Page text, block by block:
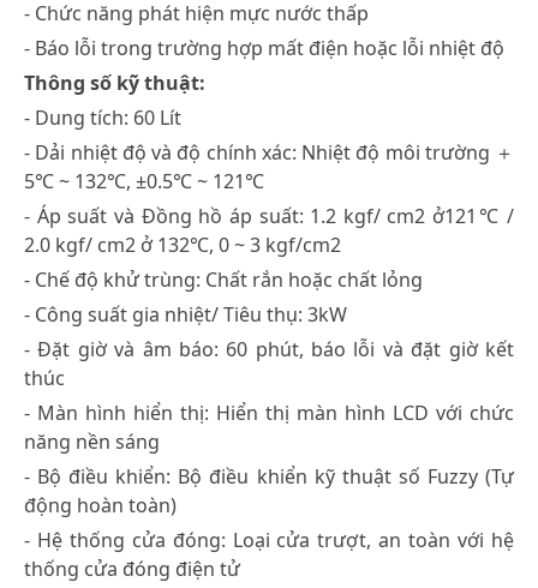
- Chức năng phát hiện mực nước thấp
- Báo lỗi trong trường hợp mất điện hoặc lỗi nhiệt độ
Thông số kỹ thuật:
- Dung tích: 60 Lít
- Dải nhiệt độ và độ chính xác: Nhiệt độ môi trường ＋
5℃ ~ 132℃, ±0.5℃ ~ 121℃
- Áp suất và Đồng hồ áp suất: 1.2 kgf/ cm2 ở121℃ /
2.0 kgf/ cm2 ở 132℃, 0 ~ 3 kgf/cm2
- Chế độ khử trùng: Chất rắn hoặc chất lỏng
- Công suất gia nhiệt/ Tiêu thụ: 3kW
- Đặt giờ và âm báo: 60 phút, báo lỗi và đặt giờ kết
thúc
- Màn hình hiển thị: Hiển thị màn hình LCD với chức
năng nền sáng
- Bộ điều khiển: Bộ điều khiển kỹ thuật số Fuzzy (Tự
động hoàn toàn)
- Hệ thống cửa đóng: Loại cửa trượt, an toàn với hệ
thống cửa đóng điện tử